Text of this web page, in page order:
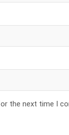
the next time I